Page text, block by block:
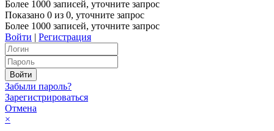
Более 1000 записей, уточните запрос
Показано 0 из 0, уточните запрос
Более 1000 записей, уточните запрос
Войти | Регистрация
Забыли пароль?
Зарегистрироваться
Отмена
×